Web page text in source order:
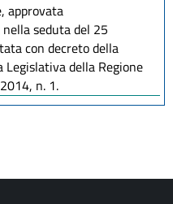
approvata
seduta del 25
con decreto della
Legislativa della Regione
n. 1.